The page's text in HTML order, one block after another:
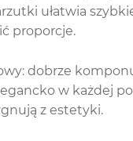
ułatwia
proporcje.
dobrze
w każdej
z estetyki.